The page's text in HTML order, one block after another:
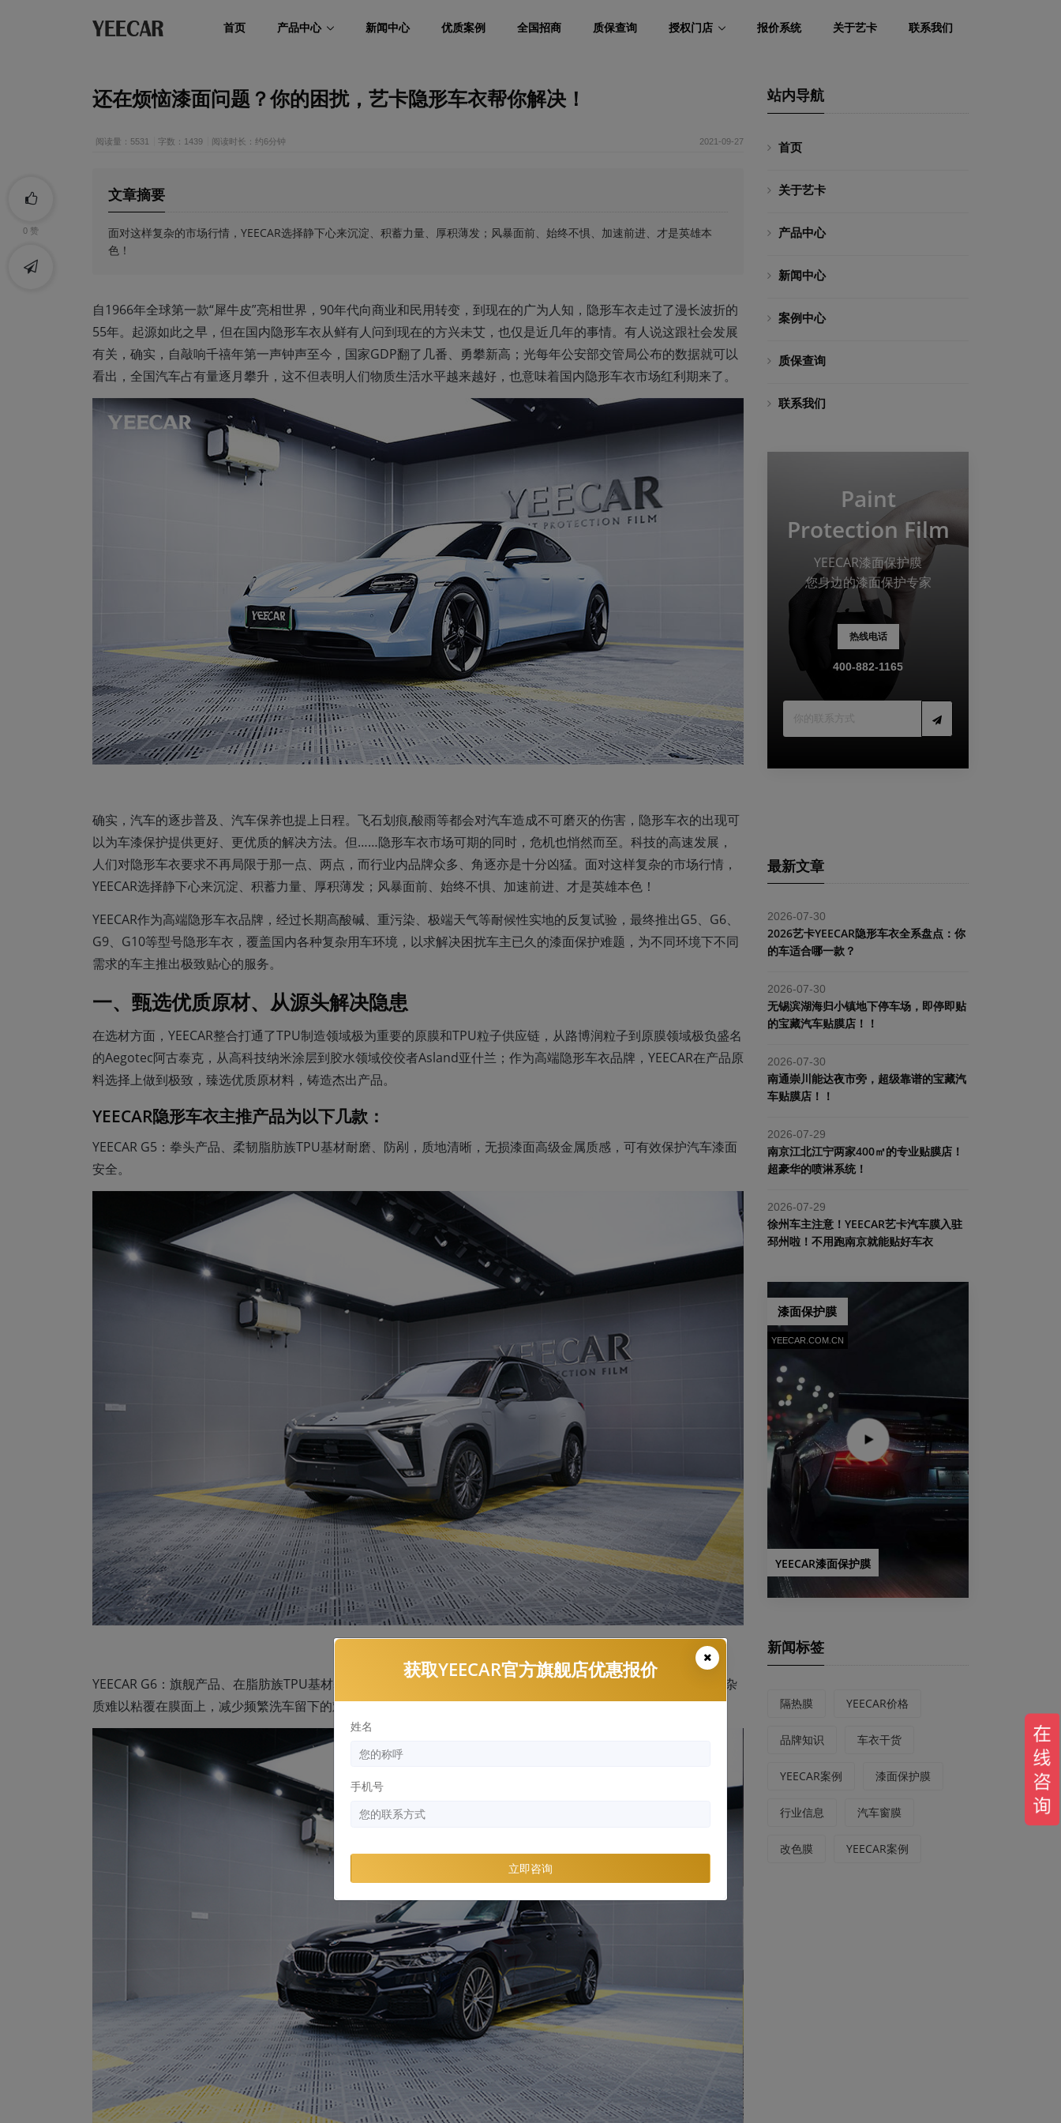
首页 产品中心 新闻中心 优质案例 全国招商 质保查询 授权门店 报价系统 关于艺卡 联系我们
还在烦恼漆面问题？你的困扰，艺卡隐形车衣帮你解决！
阅读量：5531 字数：1439 阅读时长：约6分钟 2021-09-27
文章摘要
面对这样复杂的市场行情，YEECAR选择静下心来沉淀、积蓄力量、厚积薄发；风暴面前、始终不惧、加速前进、才是英雄本
色！
自1966年全球第一款“犀牛皮”亮相世界，90年代向商业和民用转变，到现在的广为人知，隐形车衣走过了漫长波折的
55年。起源如此之早，但在国内隐形车衣从鲜有人问到现在的方兴未艾，也仅是近几年的事情。有人说这跟社会发展
有关，确实，自敲响千禧年第一声钟声至今，国家GDP翻了几番、勇攀新高；光每年公安部交管局公布的数据就可以
看出，全国汽车占有量逐月攀升，这不但表明人们物质生活水平越来越好，也意味着国内隐形车衣市场红利期来了。
确实，汽车的逐步普及、汽车保养也提上日程。飞石划痕,酸雨等都会对汽车造成不可磨灭的伤害，隐形车衣的出现可
以为车漆保护提供更好、更优质的解决方法。但……隐形车衣市场可期的同时，危机也悄然而至。科技的高速发展，
人们对隐形车衣要求不再局限于那一点、两点，而行业内品牌众多、角逐亦是十分凶猛。面对这样复杂的市场行情，
YEECAR选择静下心来沉淀、积蓄力量、厚积薄发；风暴面前、始终不惧、加速前进、才是英雄本色！
YEECAR作为高端隐形车衣品牌，经过长期高酸碱、重污染、极端天气等耐候性实地的反复试验，最终推出G5、G6、
G9、G10等型号隐形车衣，覆盖国内各种复杂用车环境，以求解决困扰车主已久的漆面保护难题，为不同环境下不同
需求的车主推出极致贴心的服务。
一、甄选优质原材、从源头解决隐患
在选材方面，YEECAR整合打通了TPU制造领域极为重要的原膜和TPU粒子供应链，从路博润粒子到原膜领域极负盛名
的Aegotec阿古泰克，从高科技纳米涂层到胶水领域佼佼者Asland亚什兰；作为高端隐形车衣品牌，YEECAR在产品原
料选择上做到极致，臻选优质原材料，铸造杰出产品。
YEECAR隐形车衣主推产品为以下几款：
YEECAR G5：拳头产品、柔韧脂肪族TPU基材耐磨、防剐，质地清晰，无损漆面高级金属质感，可有效保护汽车漆面
安全。
YEECAR G6：旗舰产品、在脂肪族TPU基材基础上叠加抗污疏水涂层，可以应付更加复杂的用车环境，酸雨、灰尘杂
质难以粘覆在膜面上，减少频繁洗车留下的难看水渍、雨渍。
站内导航
首页
关于艺卡
产品中心
新闻中心
案例中心
质保查询
联系我们
Paint
Protection Film
YEECAR漆面保护膜
您身边的漆面保护专家
热线电话
400-882-1165
最新文章
2026-07-30
2026艺卡YEECAR隐形车衣全系盘点：你
的车适合哪一款？
2026-07-30
​无锡滨湖海归小镇地下停车场，即停即贴
的宝藏汽车贴膜店！！
2026-07-30
南通崇川能达夜市旁，超级靠谱的宝藏汽
车贴膜店！！
2026-07-29
南京江北江宁两家400㎡的专业贴膜店！
超豪华的喷淋系统！
2026-07-29
​徐州车主注意！YEECAR艺卡汽车膜入驻
邳州啦！不用跑南京就能贴好车衣
漆面保护膜
YEECAR.COM.CN
YEECAR漆面保护膜
新闻标签
隔热膜 YEECAR价格
品牌知识 车衣干货
YEECAR案例 漆面保护膜
行业信息 汽车窗膜
改色膜 YEECAR案例
0 赞
获取YEECAR官方旗舰店优惠报价
姓名
手机号
立即咨询